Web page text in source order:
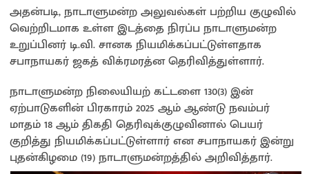
அதன்படி, நாடாளுமன்ற அலுவல்கள் பற்றிய குழுவில்
வெற்றிடமாக உள்ள இடத்தை நிரப்ப நாடாளுமன்ற
உறுப்பினர் டி.வி. சானக நியமிக்கப்பட்டுள்ளதாக
சபாநாயகர் ஜகத் விக்ரமரத்ன தெரிவித்துள்ளார்.
நாடாளுமன்ற நிலையியற் கட்டளை 130(3) இன்
ஏற்பாடுகளின் பிரகாரம் 2025 ஆம் ஆண்டு நவம்பர்
மாதம் 18 ஆம் திகதி தெரிவுக்குழுவினால் பெயர்
குறித்து நியமிக்கப்பட்டுள்ளார் என சபாநாயகர் இன்று
புதன்கிழமை (19) நாடாளுமன்றத்தில் அறிவித்தார்.